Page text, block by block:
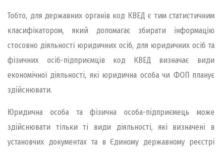
Тобто, для державних органів код КВЕД є тим статистичним
класифікатором, який допомагає збирати інформацію
стосовно діяльності юридичних осіб, для юридичних осіб та
фізичних осіб-підприємців код КВЕД визначає види
економічної діяльності, які юридична особа чи ФОП планує
здійснювати.
Юридична особа та фізична особа-підприємець може
здійснювати тільки ті види діяльності, які визначені в
установчих документах та в Єдиному державному реєстрі